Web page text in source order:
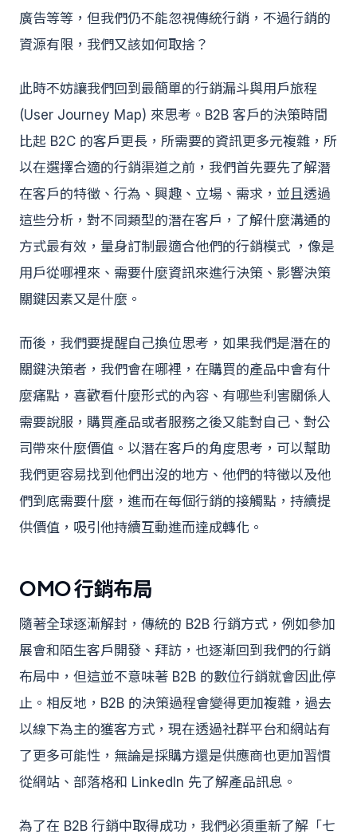
廣告等等，但我們仍不能忽視傳統行銷，不過行銷的
資源有限，我們又該如何取捨？
此時不妨讓我們回到最簡單的行銷漏斗與用戶旅程
(User Journey Map) 來思考。B2B 客戶的決策時間
比起 B2C 的客戶更長，所需要的資訊更多元複雜，所
以在選擇合適的行銷渠道之前，我們首先要先了解潛
在客戶的特徵、行為、興趣、立場、需求，並且透過
這些分析，對不同類型的潛在客戶，了解什麼溝通的
方式最有效，量身訂制最適合他們的行銷模式 ，像是
用戶從哪裡來、需要什麼資訊來進行決策、影響決策
關鍵因素又是什麼。
而後，我們要提醒自己換位思考，如果我們是潛在的
關鍵決策者，我們會在哪裡，在購買的產品中會有什
麼痛點，喜歡看什麼形式的內容、有哪些利害關係人
需要說服，購買產品或者服務之後又能對自己、對公
司帶來什麼價值。以潛在客戶的角度思考，可以幫助
我們更容易找到他們出沒的地方、他們的特徵以及他
們到底需要什麼，進而在每個行銷的接觸點，持續提
供價值，吸引他持續互動進而達成轉化。
OMO 行銷布局
隨著全球逐漸解封，傳統的 B2B 行銷方式，例如參加
展會和陌生客戶開發、拜訪，也逐漸回到我們的行銷
布局中，但這並不意味著 B2B 的數位行銷就會因此停
止。相反地，B2B 的決策過程會變得更加複雜，過去
以線下為主的獲客方式，現在透過社群平台和網站有
了更多可能性，無論是採購方還是供應商也更加習慣
從網站、部落格和 LinkedIn 先了解產品訊息。
為了在 B2B 行銷中取得成功，我們必須重新了解「七